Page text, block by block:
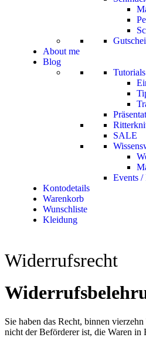
About me
Blog
Tutorials
SALE
Events /
Kontodetails
Warenkorb
Wunschliste
Kleidung
Widerrufsrecht
Sie haben das Recht, binnen
nicht der Beförderer ist, die Waren in